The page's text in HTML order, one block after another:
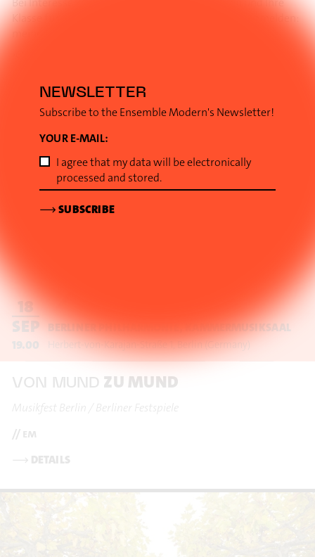
NEWSLETTER
Subscribe to the Ensemble Modern's Newsletter!
YOUR E-MAIL:
I agree that my data will be electronically
processed and stored.
⟶SUBSCRIBE
Klasse für eine unserer Open Young Ears!-Proben anmelden:
meineke@ensemble-modern.com
die Crespo Foundation.
18
SEP
19.00
BERLINER PHILHARMONIE, KAMMERMUSIKSAAL
Herbert-von-Karajan-Straße 1 Berlin(Germany)
VON MUND ZU MUND
Musikfest Berlin / Berliner Festspiele
// em
⟶ DETAILS